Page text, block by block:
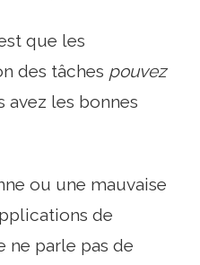
que les
des tâches pouvez
avez les bonnes
ou une mauvaise
de
ne parle pas de